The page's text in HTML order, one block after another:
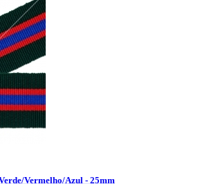
Vermelho/Azul - 25mm